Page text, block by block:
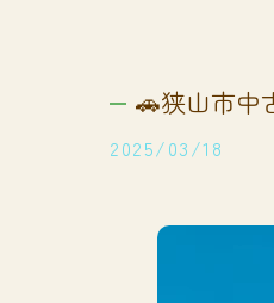
🚗狭山市中
2025/03/18